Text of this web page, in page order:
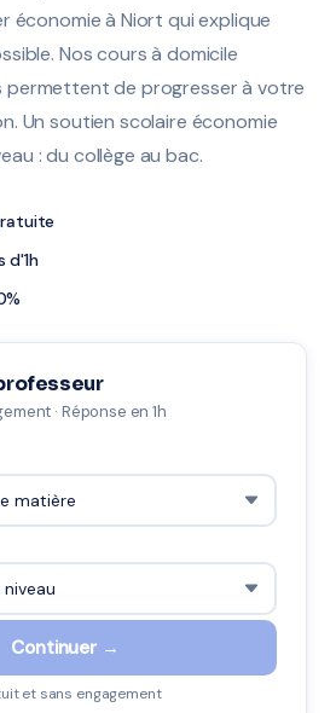
économie à Niort qui explique
Nos cours à domicile
permettent de progresser à votre
Un soutien scolaire économie
: du collège au bac.
d'1h
· Réponse en 1h
Continuer →
et sans engagement